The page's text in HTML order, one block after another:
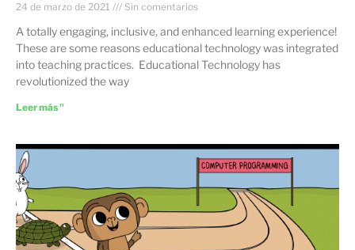
24 de marzo de 2021 Sin comentarios
A totally engaging, inclusive, and enhanced learning experience!
These are some reasons educational technology was integrated
into teaching practices. Educational Technology has
revolutionized the way
Leer más "